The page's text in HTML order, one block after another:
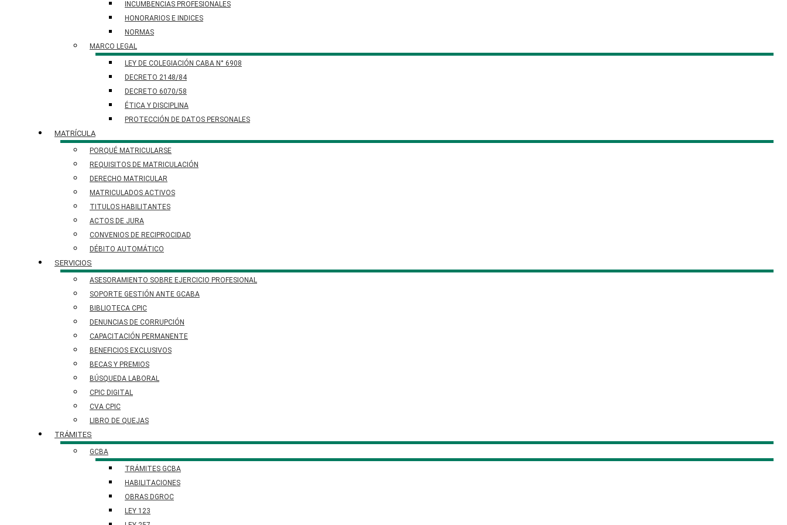
INCUMBENCIAS PROFESIONALES
HONORARIOS E INDICES
NORMAS
MARCO LEGAL
LEY DE COLEGIACIÓN CABA N° 6908
DECRETO 2148/84
DECRETO 6070/58
ÉTICA Y DISCIPLINA
PROTECCIÓN DE DATOS PERSONALES​
MATRÍCULA
PORQUÉ MATRICULARSE
REQUISITOS DE MATRICULACIÓN
DERECHO MATRICULAR
MATRICULADOS ACTIVOS
TITULOS HABILITANTES
ACTOS DE JURA
CONVENIOS DE RECIPROCIDAD
DÉBITO AUTOMÁTICO
SERVICIOS
ASESORAMIENTO SOBRE EJERCICIO PROFESIONAL
SOPORTE GESTIÓN ANTE GCABA
BIBLIOTECA CPIC
DENUNCIAS DE CORRUPCIÓN
CAPACITACIÓN PERMANENTE
BENEFICIOS EXCLUSIVOS
BECAS Y PREMIOS
BÚSQUEDA LABORAL​
CPIC DIGITAL
CVA CPIC
LIBRO DE QUEJAS
TRÁMITES
GCBA
TRÁMITES GCBA
HABILITACIONES
OBRAS DGROC
LEY 123